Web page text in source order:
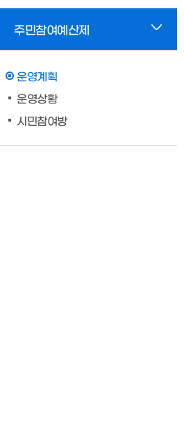
주민참여예산제
운영계획
운영상황
시민참여방